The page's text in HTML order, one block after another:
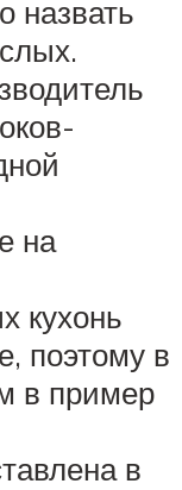
назвать
на
кухонь
поэтому в
в пример
в